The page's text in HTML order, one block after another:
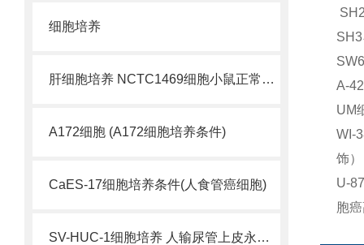
细胞培养
肝细胞培养 NCTC1469细胞小鼠正常肝细胞
A172细胞 (A172细胞培养条件)
CaES-17细胞培养条件(人食管癌细胞)
SV-HUC-1细胞培养 人输尿管上皮永生化细胞
A-
UM
WI-
饰
U-
胞